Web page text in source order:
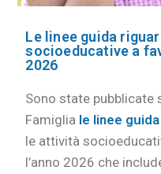
Le linee guida
socioeducative a
2026
Sono state pubblicate
Famiglia le linee guida
le attività
l’anno 2026 che